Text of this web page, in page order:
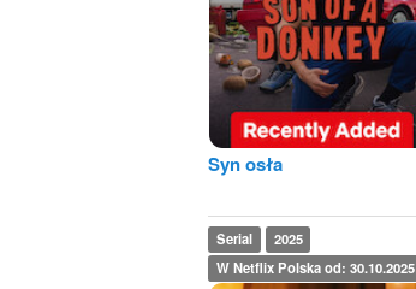
Syn osła
Serial
2025
W Netflix Polska od: 30.10.2025